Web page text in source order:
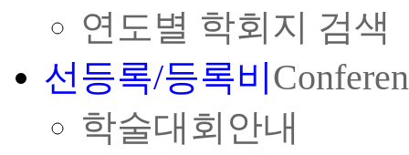
연도별 학회지 검색
선등록/등록비
학술대회안내